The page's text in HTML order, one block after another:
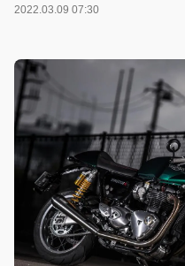
2022.03.09 07:30